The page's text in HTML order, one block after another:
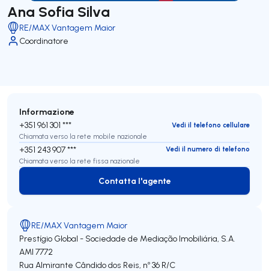
Ana Sofia Silva
RE/MAX Vantagem Maior
Coordinatore
Informazione
+351 961 301 ***
Vedi il telefono cellulare
Chiamata verso la rete mobile nazionale
+351 243 907 ***
Vedi il numero di telefono
Chiamata verso la rete fissa nazionale
Contatta l'agente
Contatta l'agente
RE/MAX Vantagem Maior
Prestígio Global - Sociedade de Mediação Imobiliária, S.A.
AMI 7772
Rua Almirante Cândido dos Reis, nº 36 R/C